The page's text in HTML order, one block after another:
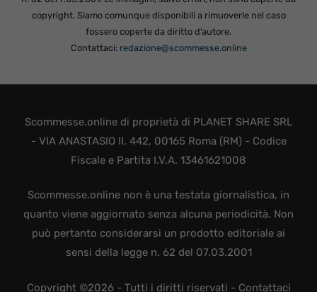
copyright. Siamo comunque disponibili a rimuoverle nel caso
fossero coperte da diritto d’autore.
Contattaci: redazione@scommesse.online
Scommesse.online di proprietà di PLANET SHARE SRL
- VIA ANASTASIO II, 442, 00165 Roma (RM) - Codice
Fiscale e Partita I.V.A. 13461621008
Scommesse.online non è una testata giornalistica, in
quanto viene aggiornato senza alcuna periodicità. Non
può pertanto considerarsi un prodotto editoriale ai
sensi della legge n. 62 del 07.03.2001
Copyright ©2026 - Tutti i diritti riservati - Contattaci